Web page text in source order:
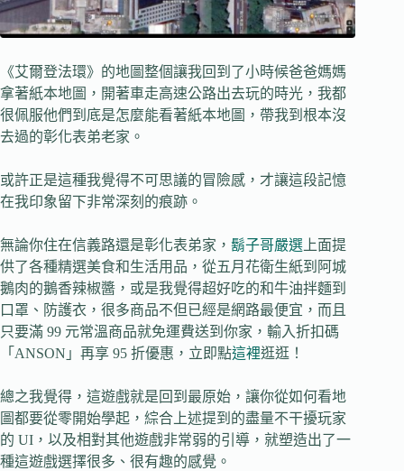
《艾爾登法環》的地圖整個讓我回到了小時候爸爸媽媽
拿著紙本地圖，開著車走高速公路出去玩的時光，我都
很佩服他們到底是怎麼能看著紙本地圖，帶我到根本沒
去過的彰化表弟老家。
或許正是這種我覺得不可思議的冒險感，才讓這段記憶
在我印象留下非常深刻的痕跡。
無論你住在信義路還是彰化表弟家， 鬍子哥嚴選 上面提
供了各種精選美食和生活用品，從五月花衛生紙到阿城
鵝肉的鵝香辣椒醬，或是我覺得超好吃的和牛油拌麵到
口罩、防護衣，很多商品不但已經是網路最便宜，而且
只要滿 99 元常溫商品就免運費送到你家，輸入折扣碼
「ANSON」再享 95 折優惠，立即點這裡逛逛！
總之我覺得，這遊戲就是回到最原始，讓你從如何看地
圖都要從零開始學起，綜合上述提到的盡量不干擾玩家
的 UI，以及相對其他遊戲非常弱的引導，就塑造出了一
種這遊戲選擇很多、很有趣的感覺。